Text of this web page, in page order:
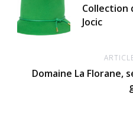
Collection
Jocic
Domaine La Florane,